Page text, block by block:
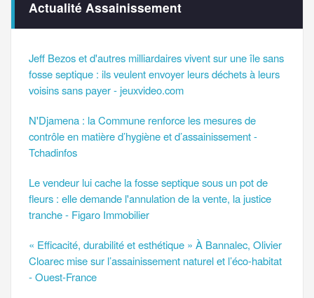
Actualité Assainissement
Jeff Bezos et d'autres milliardaires vivent sur une île sans
fosse septique : ils veulent envoyer leurs déchets à leurs
voisins sans payer - jeuxvideo.com
N'Djamena : la Commune renforce les mesures de
contrôle en matière d’hygiène et d’assainissement -
Tchadinfos
Le vendeur lui cache la fosse septique sous un pot de
fleurs : elle demande l'annulation de la vente, la justice
tranche - Figaro Immobilier
« Efficacité, durabilité et esthétique » À Bannalec, Olivier
Cloarec mise sur l’assainissement naturel et l’éco-habitat
- Ouest-France